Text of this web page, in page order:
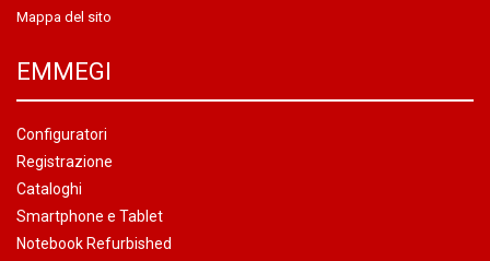
Mappa del sito
EMMEGI
Configuratori
Registrazione
Cataloghi
Smartphone e Tablet
Notebook Refurbished